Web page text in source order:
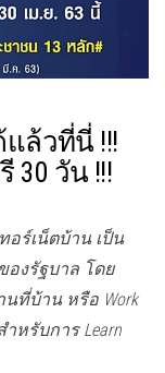
แล้วที่นี่ !!!
30 วัน !!!
อร์เน็ตบ้าน เป็น
องรัฐบาล โดย
ที่บ้าน หรือ Work
หรับการ Learn